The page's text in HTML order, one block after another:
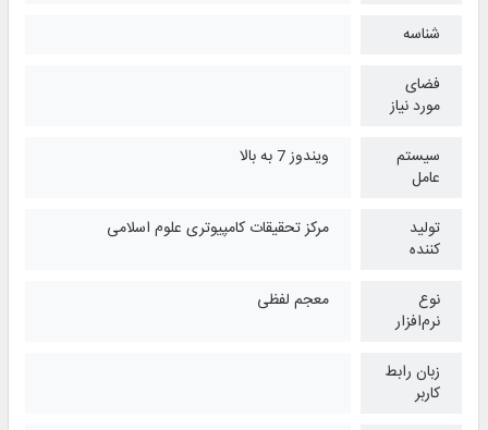
شناسه
فضای
مورد نیاز
سیستم
عامل
ویندوز 7 به بالا
تولید
کننده
مرکز تحقیقات کامپیوتری علوم اسلامی
نوع
نرم‌افزار
معجم لفظی
زبان رابط
کاربر